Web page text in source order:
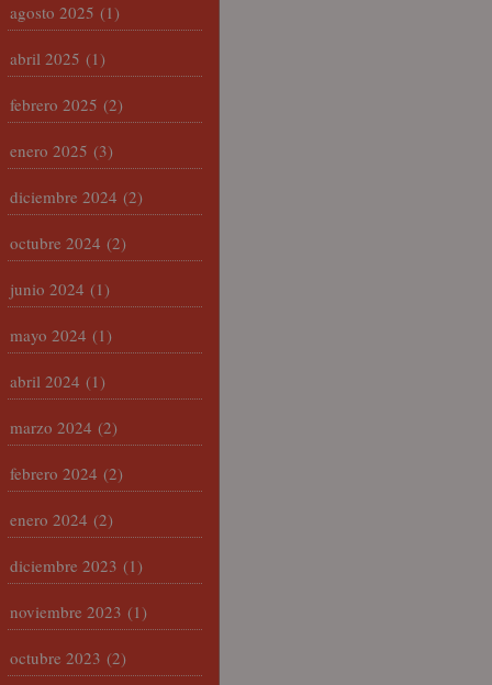
agosto 2025 (1)
abril 2025 (1)
febrero 2025 (2)
enero 2025 (3)
diciembre 2024 (2)
octubre 2024 (2)
junio 2024 (1)
mayo 2024 (1)
abril 2024 (1)
marzo 2024 (2)
febrero 2024 (2)
enero 2024 (2)
diciembre 2023 (1)
noviembre 2023 (1)
octubre 2023 (2)